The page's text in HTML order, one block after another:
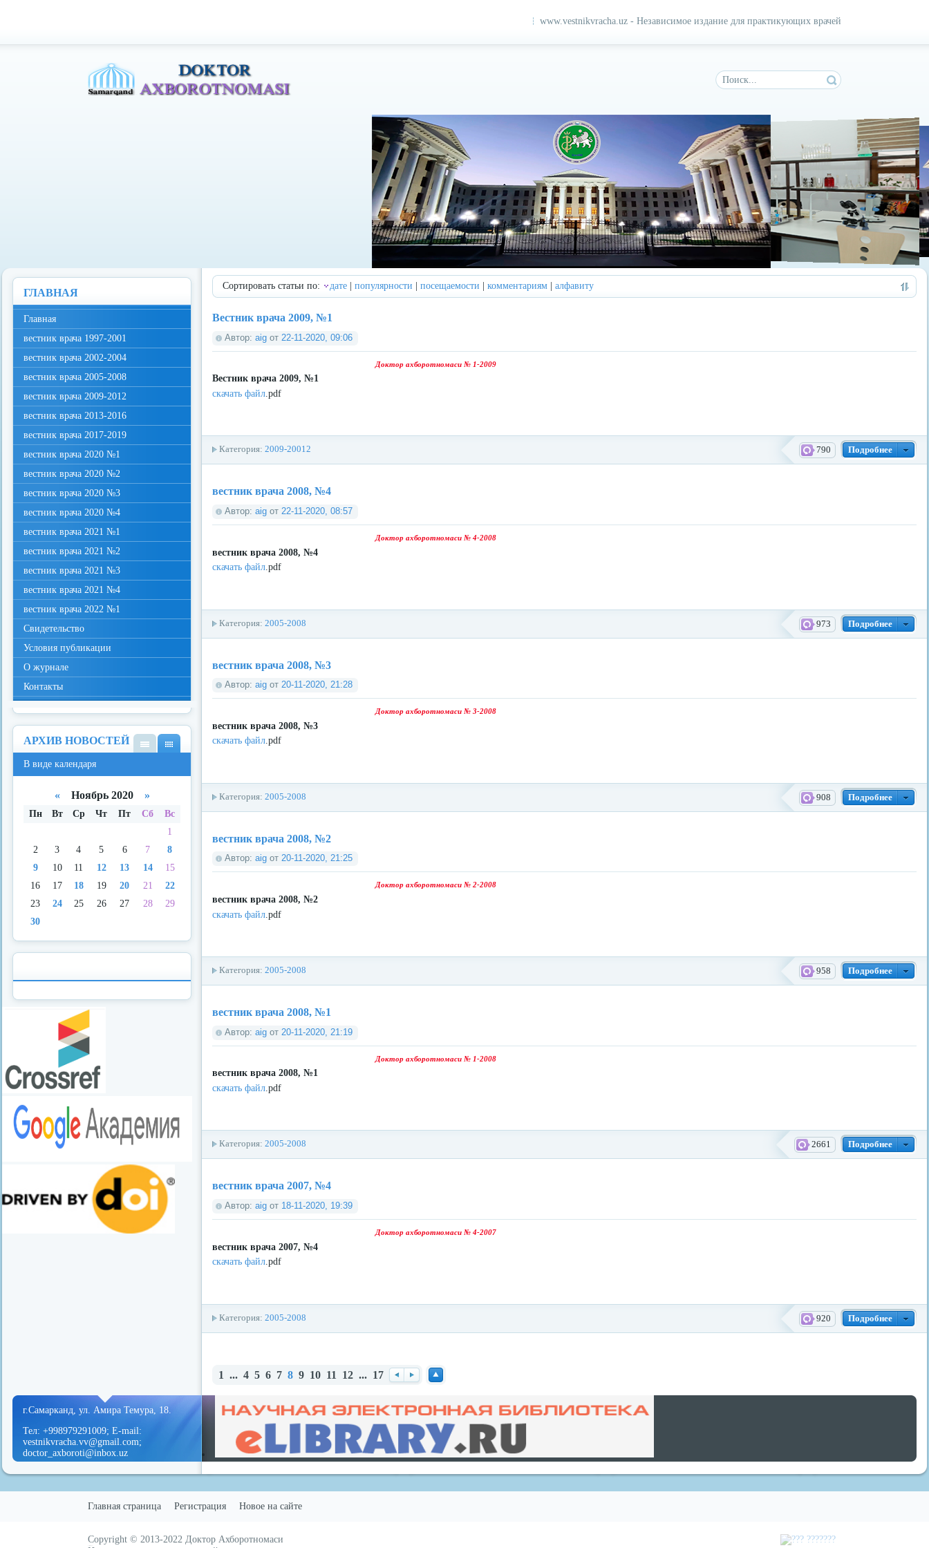
www.vestnikvracha.uz - Независимое издание для практикующих врачей
Сортировать статьи по: дате популярности посещаемости комментариям алфавиту
Вестник врача 2009, №1
Автор: aig от 22-11-2020, 09:06
Доктор ахборотномаси № 1-2009
Вестник врача 2009, №1
скачать файл .pdf
Подробнее
790
Категория: 2009-20012
вестник врача 2008, №4
Автор: aig от 22-11-2020, 08:57
Доктор ахборотномаси № 4-2008
вестник врача 2008, №4
скачать файл.pdf
Подробнее
973
Категория: 2005-2008
вестник врача 2008, №3
Автор: aig от 20-11-2020, 21:28
Доктор ахборотномаси № 3-2008
вестник врача 2008, №3
скачать файл.pdf
Подробнее
908
Категория: 2005-2008
вестник врача 2008, №2
Автор: aig от 20-11-2020, 21:25
Доктор ахборотномаси № 2-2008
вестник врача 2008, №2
скачать файл .pdf
Подробнее
958
Категория: 2005-2008
вестник врача 2008, №1
Автор: aig от 20-11-2020, 21:19
Доктор ахборотномаси № 1-2008
вестник врача 2008, №1
скачать файл .pdf
Подробнее
2661
Категория: 2005-2008
вестник врача 2007, №4
Автор: aig от 18-11-2020, 19:39
Доктор ахборотномаси № 4-2007
вестник врача 2007, №4
скачать файл.pdf
Подробнее
920
Категория: 2005-2008
1 ... 4 5 6 7 8 9 10 11 12 ... 17
ад
ере
д
ерх
ГЛАВНАЯ
Главная
вестник врача 1997-2001
вестник врача 2002-2004
вестник врача 2005-2008
вестник врача 2009-2012
вестник врача 2013-2016
вестник врача 2017-2019
вестник врача 2020 №1
вестник врача 2020 №2
вестник врача 2020 №3
вестник врача 2020 №4
вестник врача 2021 №1
вестник врача 2021 №2
вестник врача 2021 №3
вестник врача 2021 №4
вестник врача 2022 №1
Свидетельство
Условия публикации
О журнале
Контакты
АРХИВ НОВОСТЕЙ
В виде календаря
«Ноябрь 2020 »
Пн Вт Ср Чт Пт Сб
Вс
1
2
3 4 5 6 7
8
9
10 11 12 13 14
15
16
17 18 19 20 21
22
23
24 25 26 27 28
29
30
г.Самарканд, ул. Амира Темура, 18.
Тел: +998979291009; E-mail:
vestnikvracha.vv@gmail.com;
doctor_axboroti@inbox.uz
Главная страница Регистрация Новое на сайте
redvid esle
Copyright © 2013-2022 Доктор Ахборотномаси